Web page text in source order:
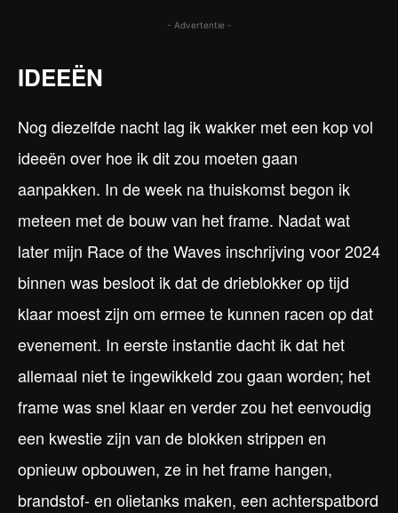
- Advertentie -
IDEEËN
Nog diezelfde nacht lag ik wakker met een kop vol
ideeën over hoe ik dit zou moeten gaan
aanpakken. In de week na thuiskomst begon ik
meteen met de bouw van het frame. Nadat wat
later mijn Race of the Waves inschrijving voor 2024
binnen was besloot ik dat de drieblokker op tijd
klaar moest zijn om ermee te kunnen racen op dat
evenement. In eerste instantie dacht ik dat het
allemaal niet te ingewikkeld zou gaan worden; het
frame was snel klaar en verder zou het eenvoudig
een kwestie zijn van de blokken strippen en
opnieuw opbouwen, ze in het frame hangen,
brandstof- en olietanks maken, een achterspatbord